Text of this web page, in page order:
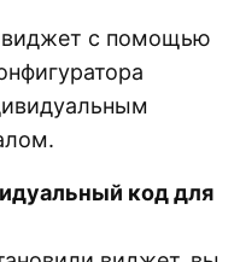
виджет с помощью
код для